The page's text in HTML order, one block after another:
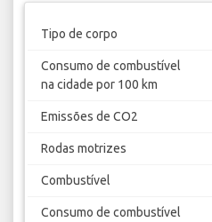
Tipo de corpo
Consumo de combustível
na cidade por 100 km
Emissões de CO2
Rodas motrizes
Combustível
Consumo de combustível